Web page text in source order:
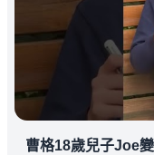
曹格18歲兒子Joe